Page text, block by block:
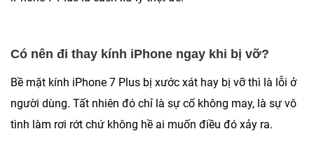
Có nên đi thay kính iPhone ngay khi bị vỡ?
Bề mặt kính iPhone 7 Plus bị xước xát hay bị vỡ thì là lỗi ở
người dùng. Tất nhiên đó chỉ là sự cố không may, là sự vô
tình làm rơi rớt chứ không hề ai muốn điều đó xảy ra.